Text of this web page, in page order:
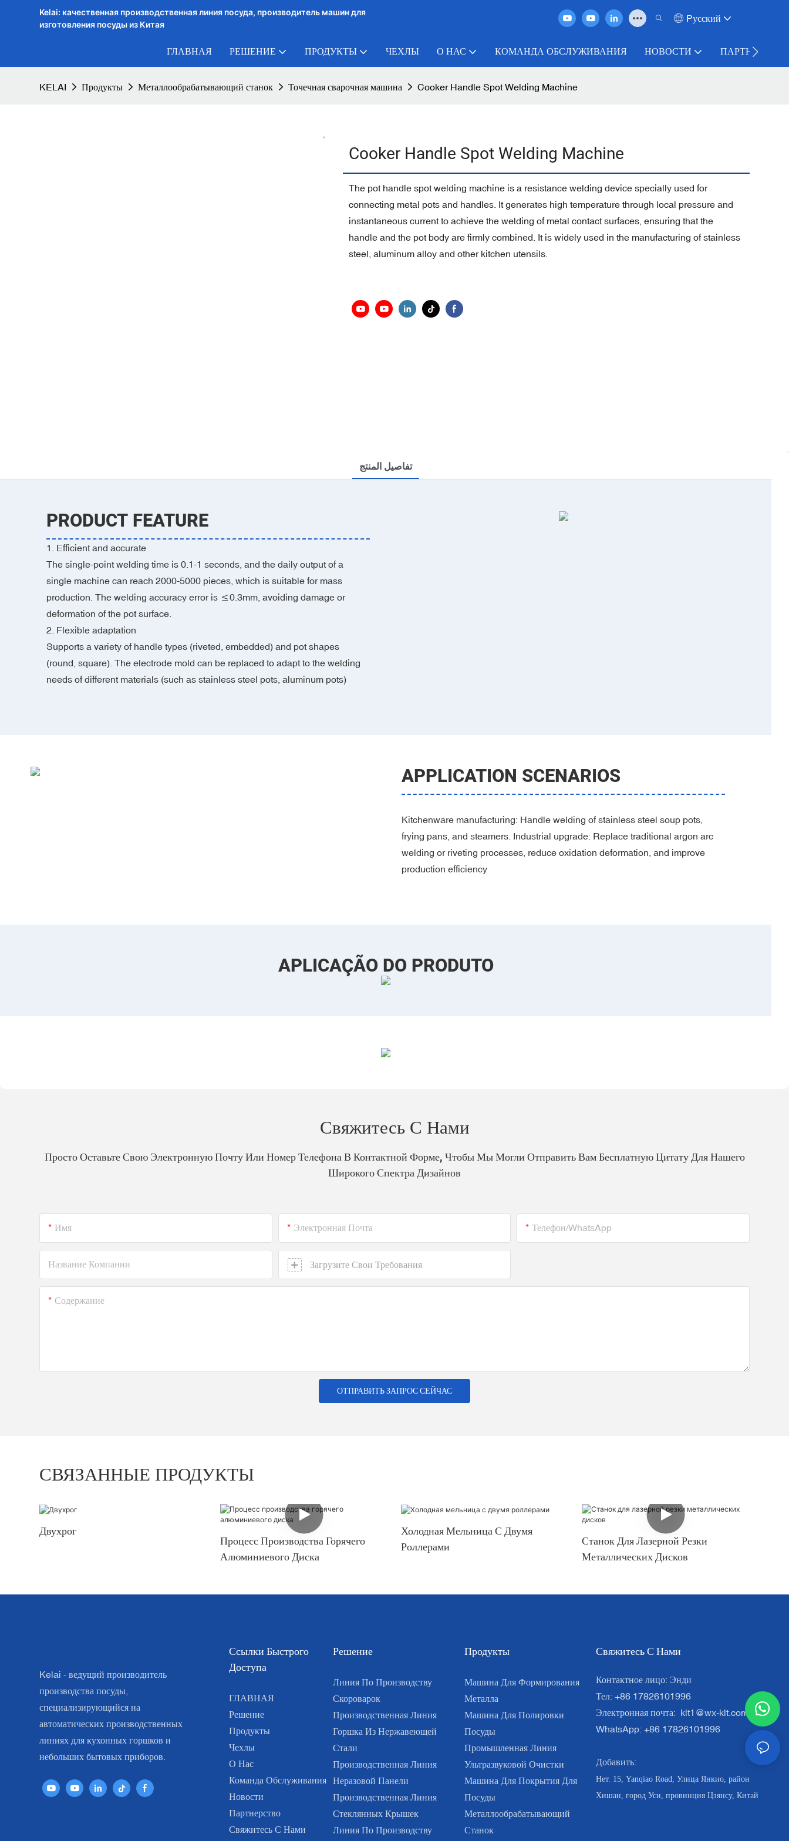
Kelai: качественная производственная линия посуда, производитель машин для
изготовления посуды из Китая
Pусский
ГЛАВНАЯ РЕШЕНИЕ ПРОДУКТЫ ЧЕХЛЫ О НАС КОМАНДА ОБСЛУЖИВАНИЯ НОВОСТИ ПАРТНЕРСТВО
KELAI Продукты Металлообрабатывающий станок Точечная сварочная машина Cooker Handle Spot Welding Machine
Cooker Handle Spot Welding Machine
The pot handle spot welding machine is a resistance welding device specially used for
connecting metal pots and handles. It generates high temperature through local pressure and
instantaneous current to achieve the welding of metal contact surfaces, ensuring that the
handle and the pot body are firmly combined. It is widely used in the manufacturing of stainless
steel, aluminum alloy and other kitchen utensils.
تفاصيل المنتج
PRODUCT FEATURE
‌1. Efficient and accurate‌
The single-point welding time is 0.1-1 seconds, and the daily output of a
single machine can reach 2000-5000 pieces, which is suitable for mass
production‌. The welding accuracy error is ≤0.3mm, avoiding damage or
deformation of the pot surface‌.
2. Flexible adaptation‌
Supports a variety of handle types (riveted, embedded) and pot shapes
(round, square)‌. The electrode mold can be replaced to adapt to the welding
needs of different materials (such as stainless steel pots, aluminum pots)‌
APPLICATION SCENARIOS ‌
‌‌Kitchenware manufacturing‌: Handle welding of stainless steel soup pots,
frying pans, and steamers‌. ‌Industrial upgrade‌: Replace traditional argon arc
welding or riveting processes, reduce oxidation deformation, and improve
production efficiency‌
APLICAÇÃO DO PRODUTO
Свяжитесь С Нами
Просто Оставьте Свою Электронную Почту Или Номер Телефона В Контактной Форме, Чтобы Мы Могли Отправить Вам Бесплатную Цитату Для Нашего
Широкого Спектра Дизайнов
Имя Электронная Почта Телефон/WhatsApp
Название Компании Загрузите Свои Требования
Содержание
ОТПРАВИТЬ ЗАПРОС СЕЙЧАС
СВЯЗАННЫЕ ПРОДУКТЫ
Двухрог
Процесс Производства Горячего
Алюминиевого Диска
Холодная Мельница С Двумя
Роллерами
Станок Для Лазерной Резки
Металлических Дисков
Kelai - ведущий производитель
производства посуды,
специализирующийся на
автоматических производственных
линиях для кухонных горшков и
небольших бытовых приборов.
Ссылки Быстрого
Доступа
ГЛАВНАЯ
Решение
Продукты
Чехлы
О Нас
Команда Обслуживания
Новости
Партнерство
Свяжитесь С Нами
Решение
Линия По Производству
Скороварок
Производственная Линия
Горшка Из Нержавеющей
Стали
Производственная Линия
Неразовой Панели
Производственная Линия
Стеклянных Крышек
Линия По Производству
Продукты
Машина Для Формирования
Металла
Машина Для Полировки
Посуды
Промышленная Линия
Ультразвуковой Очистки
Машина Для Покрытия Для
Посуды
Металлообрабатывающий
Станок
Свяжитесь С Нами
Контактное лицо: Энди
Тел: +86 17826101996
Электронная почта: klt1@wx-klt.com
WhatsApp: +86 17826101996
Добавить:
Нет. 15, Yanqiao Road, Улица Янкио, район
Хишан, город Уси, провинция Цзянсу, Китай